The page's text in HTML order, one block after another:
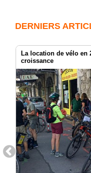
DERNIERS
La location de vélo en
croissance